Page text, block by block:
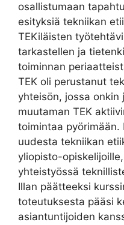
osallistumaan
esityksiä tekniikan
TEKiläisten
tarkastellen ja
toiminnan
TEK oli perustanut
yhteisön, jossa onkin
muutaman TEK
toimintaa pyörimään.
uudesta tekniikan
yliopisto-
yhteistyössä
Illan päätteeksi
toteutuksesta pääsi
asiantuntijoiden